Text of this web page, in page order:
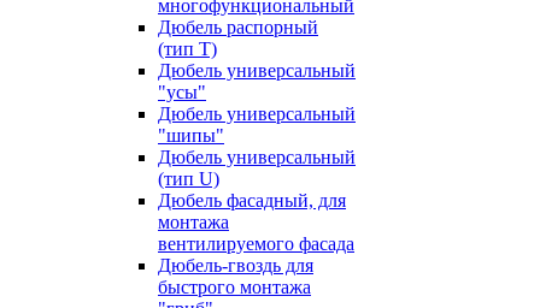
многофункциональный
Дюбель распорный
(тип Т)
Дюбель универсальный
"усы"
Дюбель универсальный
"шипы"
Дюбель универсальный
(тип U)
Дюбель фасадный, для
монтажа
вентилируемого фасада
Дюбель-гвоздь для
быстрого монтажа